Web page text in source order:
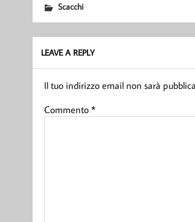
Scacchi
LEAVE A REPLY
Il tuo indirizzo email non sarà
Commento *